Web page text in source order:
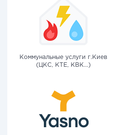
Коммунальные услуги г.Киев
(ЦКС, КТЕ, КВК...)